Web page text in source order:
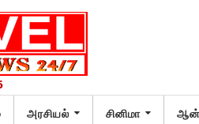
அரசியல் சினிமா